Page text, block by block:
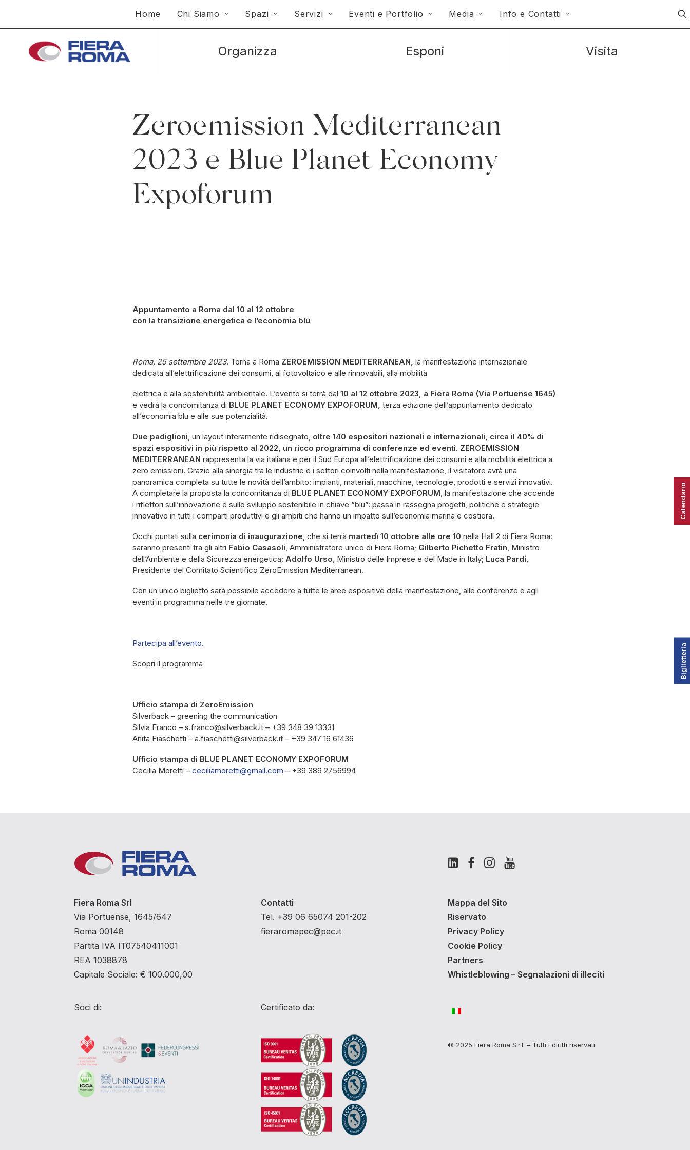
Home Chi Siamo Spazi Servizi Eventi e Portfolio Media Info e Contatti
Organizza Esponi Visita
Zeroemission Mediterranean
2023 e Blue Planet Economy
Expoforum
Appuntamento a Roma dal 10 al 12 ottobre
con la transizione energetica e l’economia blu
Roma, 25 settembre 2023. Torna a Roma ZEROEMISSION MEDITERRANEAN, la manifestazione internazionale
dedicata all’elettrificazione dei consumi, al fotovoltaico e alle rinnovabili, alla mobilità
elettrica e alla sostenibilità ambientale. L’evento si terrà dal 10 al 12 ottobre 2023, a Fiera Roma (Via Portuense 1645)
e vedrà la concomitanza di BLUE PLANET ECONOMY EXPOFORUM, terza edizione dell’appuntamento dedicato
all’economia blu e alle sue potenzialità.
Due padiglioni, un layout interamente ridisegnato, oltre 140 espositori nazionali e internazionali, circa il 40% di
spazi espositivi in più rispetto al 2022, un ricco programma di conferenze ed eventi. ZEROEMISSION
MEDITERRANEAN rappresenta la via italiana e per il Sud Europa all’elettrificazione dei consumi e alla mobilità elettrica a
zero emissioni. Grazie alla sinergia tra le industrie e i settori coinvolti nella manifestazione, il visitatore avrà una
panoramica completa su tutte le novità dell’ambito: impianti, materiali, macchine, tecnologie, prodotti e servizi innovativi.
A completare la proposta la concomitanza di BLUE PLANET ECONOMY EXPOFORUM, la manifestazione che accende
i riflettori sull’innovazione e sullo sviluppo sostenibile in chiave “blu”: passa in rassegna progetti, politiche e strategie
innovative in tutti i comparti produttivi e gli ambiti che hanno un impatto sull’economia marina e costiera.
Occhi puntati sulla cerimonia di inaugurazione, che si terrà martedì 10 ottobre alle ore 10 nella Hall 2 di Fiera Roma:
saranno presenti tra gli altri Fabio Casasoli, Amministratore unico di Fiera Roma; Gilberto Pichetto Fratin, Ministro
dell’Ambiente e della Sicurezza energetica; Adolfo Urso, Ministro delle Imprese e del Made in Italy; Luca Pardi,
Presidente del Comitato Scientifico ZeroEmission Mediterranean.
Con un unico biglietto sarà possibile accedere a tutte le aree espositive della manifestazione, alle conferenze e agli
eventi in programma nelle tre giornate.
Partecipa all’evento.
Scopri il programma
Ufficio stampa di ZeroEmission
Silverback – greening the communication
Silvia Franco – s.franco@silverback.it – +39 348 39 13331
Anita Fiaschetti – a.fiaschetti@silverback.it – +39 347 16 61436
Ufficio stampa di BLUE PLANET ECONOMY EXPOFORUM
Cecilia Moretti – ceciliamoretti@gmail.com – +39 389 2756994
Fiera Roma Srl
Via Portuense, 1645/647
Roma 00148
Partita IVA IT07540411001
REA 1038878
Capitale Sociale: € 100.000,00
Contatti
Tel. +39 06 65074 201-202
fieraromapec@pec.it
Mappa del Sito
Riservato
Privacy Policy
Cookie Policy
Partners
Whistleblowing – Segnalazioni di illeciti
Soci di: Certificato da:
© 2025 Fiera Roma S.r.l. – Tutti i diritti riservati
Biglietteria
Calendario